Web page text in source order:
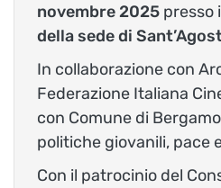
novembre 2025 presso
della sede di
In collaborazione con
Federazione Italiana
con Comune di
politiche giovanili, pace
Con il patrocinio del